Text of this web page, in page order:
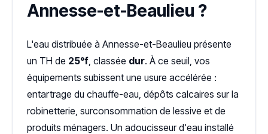
Annesse-et-Beaulieu ?
L'eau distribuée à Annesse-et-Beaulieu présente
un TH de 25°f , classée dur. À ce seuil, vos
équipements subissent une usure accélérée :
entartrage du chauffe-eau, dépôts calcaires sur la
robinetterie, surconsommation de lessive et de
produits ménagers. Un adoucisseur d'eau installé